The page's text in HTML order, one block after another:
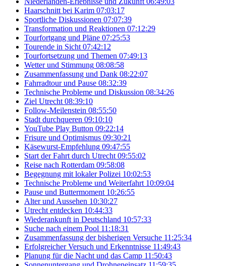
Haarschnitt bei Karim 07:03:17
Sportliche Diskussionen 07:07:39
Transformation und Reaktionen 07:12:29
Tourfortgang und Pläne 07:25:53
Tourende in Sicht 07:42:12
Tourfortsetzung und Themen 07:49:13
Wetter und Stimmung 08:08:58
Zusammenfassung und Dank 08:22:07
Fahrradtour und Pause 08:32:39
Technische Probleme und Diskussion 08:34:26
Ziel Utrecht 08:39:10
Follow-Meilenstein 08:55:50
Stadt durchqueren 09:10:10
YouTube Play Button 09:22:14
Frisure und Optimismus 09:30:21
Käsewurst-Empfehlung 09:47:55
Start der Fahrt durch Utrecht 09:55:02
Reise nach Rotterdam 09:58:08
Begegnung mit lokaler Polizei 10:02:53
Technische Probleme und Weiterfahrt 10:09:04
Pause und Buttermoment 10:26:55
Alter und Aussehen 10:30:27
Utrecht entdecken 10:44:33
Wiederankunft in Deutschland 10:57:33
Suche nach einem Pool 11:18:31
Zusammenfassung der bisherigen Versuche 11:25:34
Erfolgreicher Versuch und Erkenntnisse 11:49:43
Planung für die Nacht und das Camp 11:50:43